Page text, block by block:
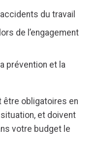
du travail
de l’engagement
prévention et la
obligatoires en
et doivent
votre budget le